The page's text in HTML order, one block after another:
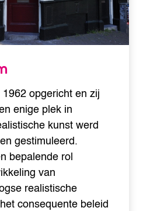
opgericht en zij
enige plek in
kunst werd
gestimuleerd.
bepalende rol
van
realistische
consequente beleid